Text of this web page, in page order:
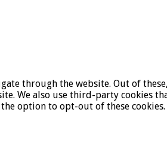
through the website. Out of
We also use third-party cookies
option to opt-out of these